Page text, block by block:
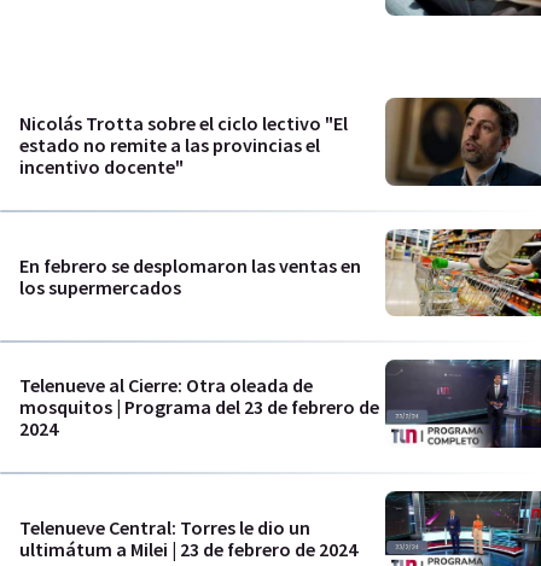
Nicolás Trotta sobre el ciclo lectivo "El
estado no remite a las provincias el
incentivo docente"
En febrero se desplomaron las ventas en
los supermercados
Telenueve al Cierre: Otra oleada de
mosquitos | Programa del 23 de febrero de
2024
Telenueve Central: Torres le dio un
ultimátum a Milei | 23 de febrero de 2024